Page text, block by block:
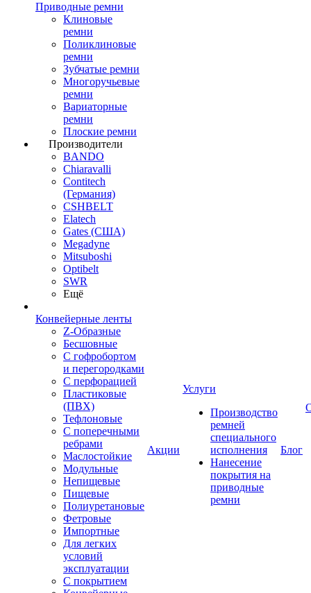
Приводные ремни
Клиновые
ремни
Поликлиновые
ремни
Зубчатые ремни
Многоручьевые
ремни
Вариаторные
ремни
Плоские ремни
Производители
BANDO
Chiaravalli
Contitech
(Германия)
CSHBELT
Elatech
Gates (США)
Megadyne
Mitsuboshi
Optibelt
SWR
Ещё
Конвейерные ленты
Z-Образные
Бесшовные
С гофробортом
и перегородками
С перфорацией
Пластиковые
(ПВХ)
Тефлоновые
С поперечными
ребрами
Маслостойкие
Модульные
Непищевые
Пищевые
Полиуретановые
Фетровые
Импортные
Для легких
условий
эксплуатации
С покрытием
Акции
Услуги
Производство
ремней
специального
исполнения
Нанесение
покрытия на
приводные
ремни
Блог